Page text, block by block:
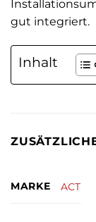
gut integriert.
Inhalt
MARKE ACT